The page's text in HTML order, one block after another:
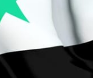
البرامج
جدول البرامج
شاهد البرامج